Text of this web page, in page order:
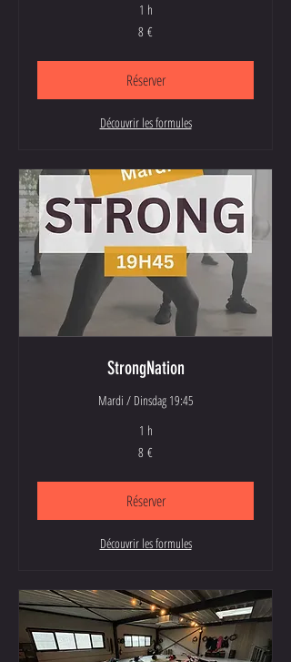
1 h
8 €
Réserver
Découvrir les formules
StrongNation
Mardi / Dinsdag 19:45
1 h
8 €
Réserver
Découvrir les formules